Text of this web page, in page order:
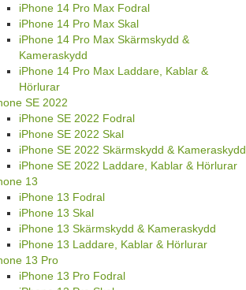
iPhone 14 Pro Max Fodral
iPhone 14 Pro Max Skal
iPhone 14 Pro Max Skärmskydd &
Kameraskydd
iPhone 14 Pro Max Laddare, Kablar &
Hörlurar
SE 2022
iPhone SE 2022 Fodral
iPhone SE 2022 Skal
iPhone SE 2022 Skärmskydd & Kameraskydd
iPhone SE 2022 Laddare, Kablar & Hörlurar
13
iPhone 13 Fodral
iPhone 13 Skal
iPhone 13 Skärmskydd & Kameraskydd
iPhone 13 Laddare, Kablar & Hörlurar
13 Pro
iPhone 13 Pro Fodral